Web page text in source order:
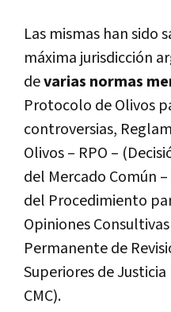
Las mismas han sido
máxima jurisdicción
devarias normas
Protocolo de Olivos
controversias,
Olivos – RPO –
del Mercado Común
del Procedimiento
Opiniones
Permanente de
Superiores de
CMC).